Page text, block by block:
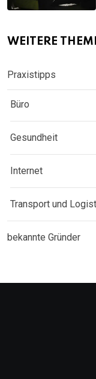
WEITERE
Praxistipps
Büro
Gesundheit
Internet
Transport und
bekannte Gründer